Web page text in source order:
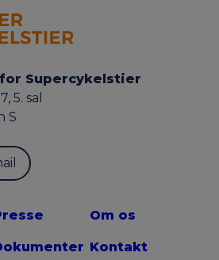
Supercykelstier
5. sal
S
Om os
Kontakt